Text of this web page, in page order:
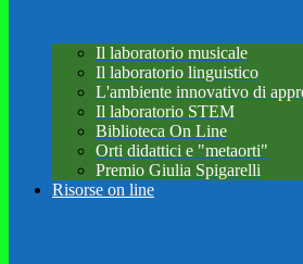
Il laboratorio musicale
Il laboratorio linguistico
L'ambiente innovativo di
Il laboratorio STEM
Biblioteca On Line
Orti didattici e "metaorti"
Premio Giulia Spigarelli
Risorse on line